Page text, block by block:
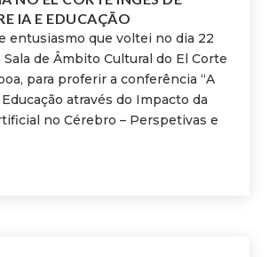
IA E EDUCAÇÃO
entusiasmo que voltei no dia 22
de Âmbito Cultural do El Corte
para proferir a conferência “A
através do Impacto da
no Cérebro – Perspetivas e